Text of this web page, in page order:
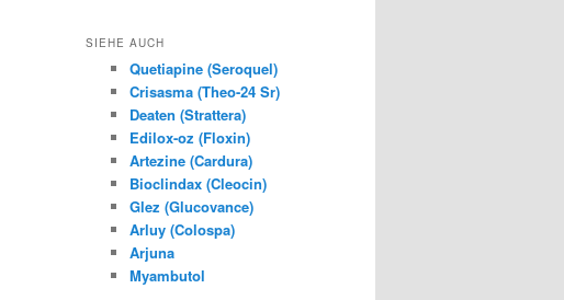
SIEHE AUCH
Quetiapine (Seroquel)
Crisasma (Theo-24 Sr)
Deaten (Strattera)
Edilox-oz (Floxin)
Artezine (Cardura)
Bioclindax (Cleocin)
Glez (Glucovance)
Arluy (Colospa)
Arjuna
Myambutol